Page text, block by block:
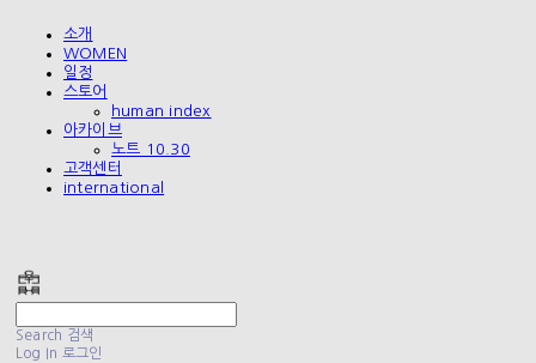
소개
WOMEN
일정
스토어
human index
아카이브
노트 10.30
고객센터
international
Search 검색
Log In 로그인